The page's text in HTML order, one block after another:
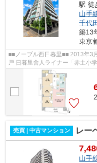
駅 徒
山手
千代
築13
東京
■■ノーブル西日暮里■■ 2013年3月築 鉄筋コンクリート造10階建て 総戸数25
戸 日暮里舎人ライナー「赤土小学校前」駅徒歩2分 JR山手線「田端」駅徒歩
13分 東京メトロ千代田線「西日暮
売買 | 中古マンション レー
山手